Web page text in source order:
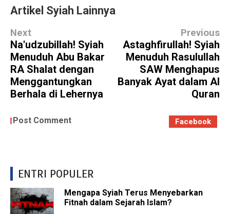
Artikel Syiah Lainnya
Next
Na'udzubillah! Syiah
Menuduh Abu Bakar
RA Shalat dengan
Menggantungkan
Berhala di Lehernya
Previous
Astaghfirullah! Syiah
Menuduh Rasulullah
SAW Menghapus
Banyak Ayat dalam Al
Quran
Post Comment Facebook
ENTRI POPULER
Mengapa Syiah Terus Menyebarkan
Fitnah dalam Sejarah Islam?